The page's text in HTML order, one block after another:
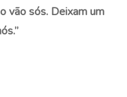
vão sós. Deixam um